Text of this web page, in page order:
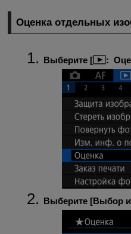
Оценка отдельных
Выберите [ :
Выберите [Выбор